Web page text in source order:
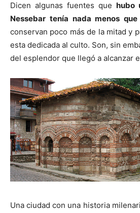
Dicen algunas fuentes que hubo
Nessebar tenía nada menos
conservan poco más de la mitad y
esta dedicada al culto. Son, sin
del esplendor que llegó a alcanzar
Una ciudad con una historia